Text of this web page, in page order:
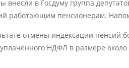
в Госдуму группа
работающим пенсионерам.
отмены индексации
НДФЛ в размере